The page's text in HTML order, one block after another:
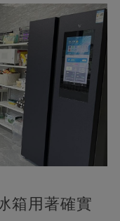
箱用著確實